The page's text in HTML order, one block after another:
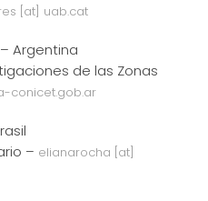
[at] uab.cat
– Argentina
de las Zonas
conicet.gob.ar
– elianarocha [at]